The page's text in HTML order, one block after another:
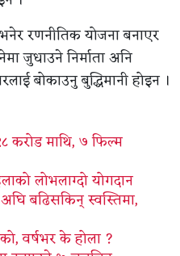
रणनीतिक योजना बनाएर
जुधाउने निर्माता अनि
बोकाउनु बुद्धिमानी होइन ।
करोड माथि, ७ फिल्म
लोभलाग्दो योगदान
बढिसकिन् स्वस्तिमा,
वर्षभर के होला ?